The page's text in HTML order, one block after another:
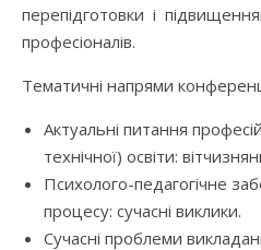
перепідготовки і
професіоналів.
Тематичні напрями
Актуальні питання
технічної) освіти:
Психолого-педагогічне
процесу: сучасні виклики.
Сучасні проблеми